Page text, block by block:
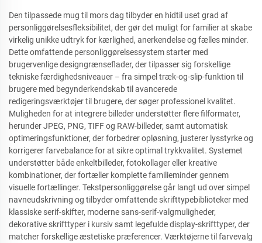
Den tilpassede mug til mors dag tilbyder en hidtil uset grad af
personliggørelsesfleksibilitet, der gør det muligt for familier at skabe
virkelig unikke udtryk for kærlighed, anerkendelse og fælles minder.
Dette omfattende personliggørelsessystem starter med
brugervenlige designgrænseflader, der tilpasser sig forskellige
tekniske færdighedsniveauer – fra simpel træk-og-slip-funktion til
brugere med begynderkendskab til avancerede
redigeringsværktøjer til brugere, der søger professionel kvalitet.
Muligheden for at integrere billeder understøtter flere filformater,
herunder JPEG, PNG, TIFF og RAW-billeder, samt automatisk
optimeringsfunktioner, der forbedrer opløsning, justerer lysstyrke og
korrigerer farvebalance for at sikre optimal trykkvalitet. Systemet
understøtter både enkeltbilleder, fotokollager eller kreative
kombinationer, der fortæller komplette familieminder gennem
visuelle fortællinger. Tekstpersonliggørelse går langt ud over simpel
navneudskrivning og tilbyder omfattende skrifttypebiblioteker med
klassiske serif-skifter, moderne sans-serif-valgmuligheder,
dekorative skrifttyper i kursiv samt legefulde display-skrifttyper, der
matcher forskellige æstetiske præferencer. Værktøjerne til farvevalg